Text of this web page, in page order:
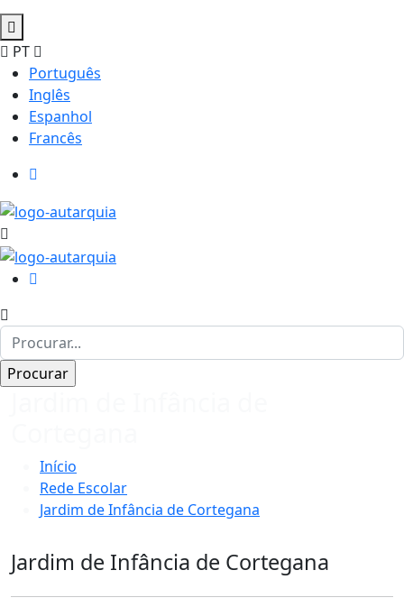
PT
Português
Inglês
Espanhol
Francês
Início
Rede Escolar
Jardim de Infância de Cortegana
Jardim de Infância de Cortegana